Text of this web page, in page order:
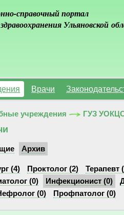
справочный портал
Ульяновской
Врачи
учреждения ГУЗ
Архив
(4) Проктолог (2) Терапевт
(0)
Инфекционист (0)
(0) Профпатолог (0)